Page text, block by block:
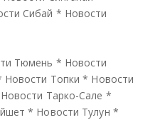
Сибай * Новости
Тюмень * Новости
Новости Топки * Новости
Новости Тарко-Сале *
* Новости Тулун *